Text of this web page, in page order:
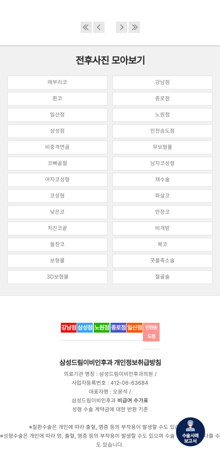
전후사진 모아보기
매부리코 강남점
휜코 종로점
일산점 노원점
삼성점 인천송도점
비중격연골 무보형물
코뼈골절 남자코성형
여자코성형 재수술
코성형 화살코
낮은코 안장코
처진코끝 비개방
들창코 복코
보형물 콧볼축소술
3D보형물 절골술
강남점 삼성점 노원점 종로점 일산점
인천송
도점
삼성드림이비인후과 개인정보취급방침
의료기관 명칭 : 삼성드림이비인후과의원 /
사업자등록번호 : 412-06-63684
대표자명 : 오윤석 /
삼성드림이비인후과 비급여 수가표
성형 수술 계약금에 대한 반환 기준
※질환수술은 개인에 따라 출혈, 염증 등의 부작용이 발생할 수도 있습니다.
※성형수술은 개인에 따라 멍, 출혈, 염증 등의 부작용이 발생할 수도 있으며 수술 후 만족도는 다를 수
도 있습니다.